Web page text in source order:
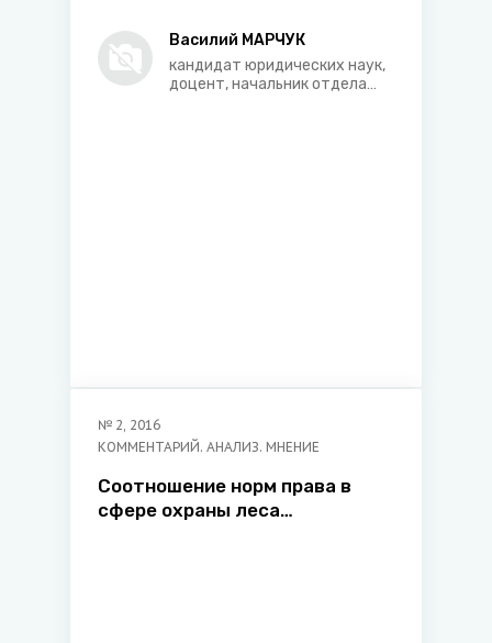
Василий МАРЧУК
кандидат юридических наук,
доцент, начальник отдела
№ 2, 2016
КОММЕНТАРИЙ. АНАЛИЗ. МНЕНИЕ
Соотношение норм права в
сфере охраны леса